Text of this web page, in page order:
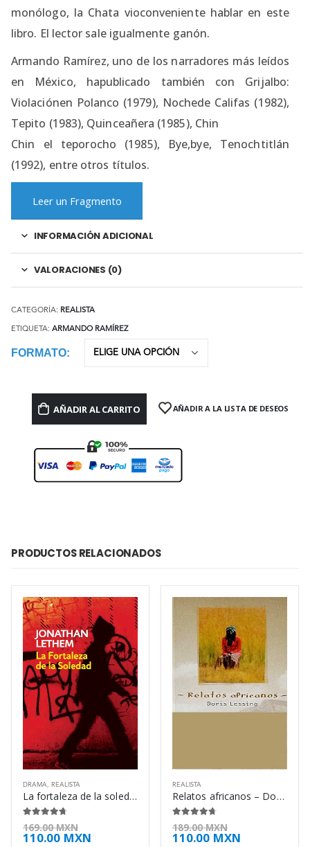
monólogo, la Chata vioconveniente hablar en este
libro. El lector sale igualmente ganón.
Armando Ramírez, uno de los narradores más leídos
en México, hapublicado también con Grijalbo:
Violaciónen Polanco (1979), Nochede Califas (1982),
Tepito (1983), Quinceañera (1985), Chin
Chin el teporocho (1985), Bye,bye, Tenochtitlán
(1992), entre otros títulos.
Leer un Fragmento
INFORMACIÓN ADICIONAL
VALORACIONES (0)
CATEGORÍA: REALISTA
ETIQUETA: ARMANDO RAMÍREZ
FORMATO
AÑADIR AL CARRITO AÑADIR A LA LISTA DE DESEOS
PRODUCTOS RELACIONADOS
DRAMA, REALISTA
La fortaleza de la soledad – Jonathan Lethem
4.63 de 5
169.00MXN
110.00 MXN
REALISTA
Relatos africanos – Doris Lessing
4.63 de 5
189.00MXN
110.00 MXN